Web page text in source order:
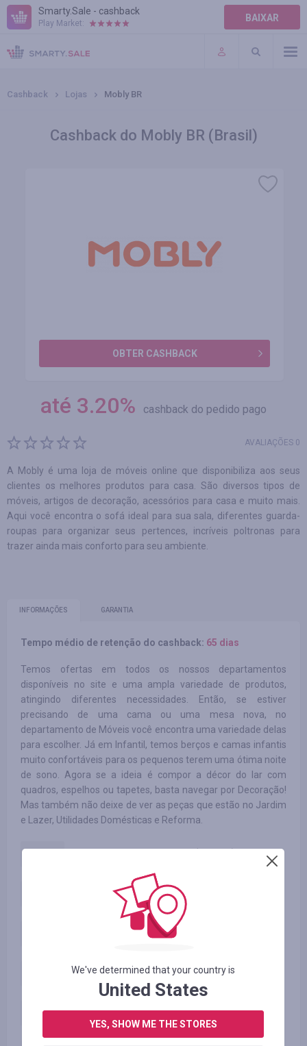
Smarty.Sale - cashback
Play Market: BAIXAR
AJUDA
TERMOS DE USO
Cashback Lojas Mobly BR
Cashback do Mobly BR (Brasil)
OBTER CASHBACK
até 3.20% cashback do pedido pago
AVALIAÇÕES 0
A Mobly é uma loja de móveis online que disponibiliza aos seus
clientes os melhores produtos para casa. São diversos tipos de
móveis, artigos de decoração, acessórios para casa e muito mais.
Aqui você encontra o sofá ideal para sua sala, diferentes guarda-
roupas para organizar seus pertences, incríveis poltronas para
trazer ainda mais conforto para seu ambiente.
INFORMAÇÕES GARANTIA
Tempo médio de retenção do cashback: 65 dias
Temos ofertas em todos os nossos departamentos
disponíveis no site e uma ampla variedade de produtos,
atingindo diferentes necessidades. Então, se estiver
precisando de uma cama ou uma mesa nova, no
departamento de Móveis você encontra uma variedade delas
para escolher. Já em Infantil, temos berços e camas infantis
muito confortáveis para os pequenos terem uma ótima noite
de sono. Agora se a ideia é compor a décor do lar com
quadros, espelhos ou tapetes, basta navegar por Decoração!
Mas também não deixe de ver as peças que estão no Jardim
e Lazer, Utilidades Domésticas e Reforma.
Pedidos com cupom (Mobly)
Pedidos de marketplace
Paid Order (app)
3.20% Pedidos sem cupom
We've determined that your country is
United States
YES, SHOW ME THE STORES